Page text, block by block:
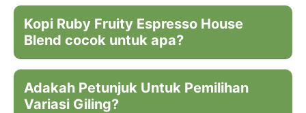
Kopi Ruby Fruity Espresso House
Blend cocok untuk apa?
Adakah Petunjuk Untuk Pemilihan
Variasi Giling?